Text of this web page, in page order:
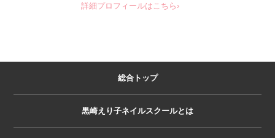
詳細プロフィールはこちら›
総合トップ
黒崎えり子ネイルスクールとは